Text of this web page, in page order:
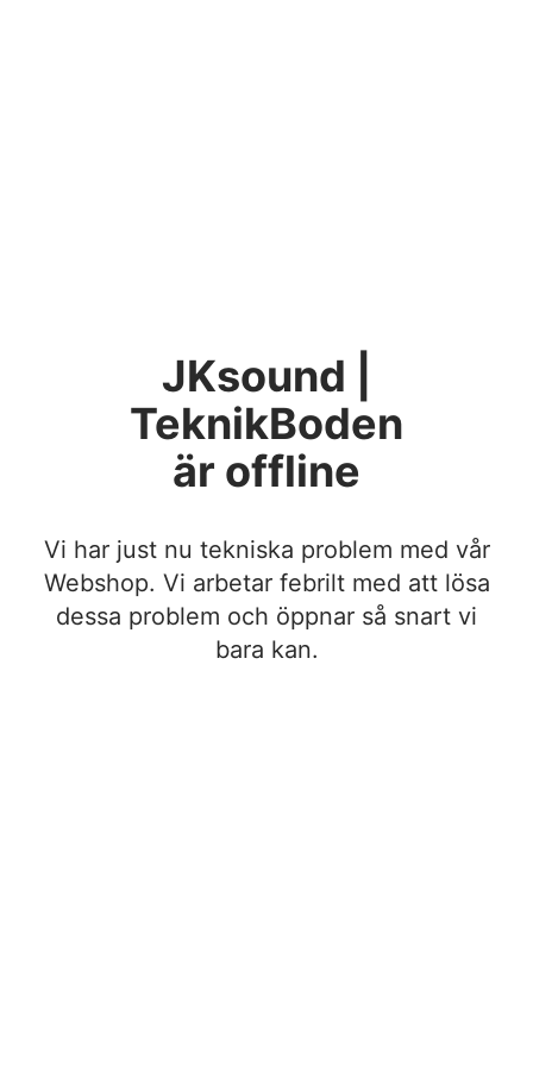
JKsound |
TeknikBoden
är offline
Vi har just nu tekniska problem med vår
Webshop. Vi arbetar febrilt med att lösa
dessa problem och öppnar så snart vi
bara kan.